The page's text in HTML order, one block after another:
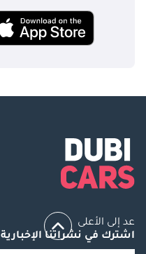
عد إلى الأعلى
اشترك في نشراتنا الإخبارية